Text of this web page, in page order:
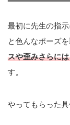
最初に先生の指
と色んなポーズ
スや歪みさらに
す。
やってもらった